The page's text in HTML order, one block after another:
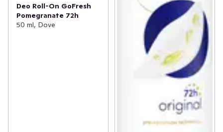
Deo Roll-On GoFresh
Pomegranate 72h
50 ml, Dove